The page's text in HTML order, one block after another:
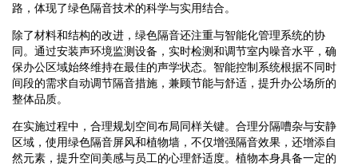
路，体现了绿色隔音技术的科学与实用结合。
除了材料和结构的改进，绿色隔音还注重与智能化管理系统的协
同。通过安装声环境监测设备，实时检测和调节室内噪音水平，确
保办公区域始终维持在最佳的声学状态。智能控制系统根据不同时
间段的需求自动调节隔音措施，兼顾节能与舒适，提升办公场所的
整体品质。
在实施过程中，合理规划空间布局同样关键。合理分隔嘈杂与安静
区域，使用绿色隔音屏风和植物墙，不仅增强隔音效果，还增添自
然元素，提升空间美感与员工的心理舒适度。植物本身具备一定的